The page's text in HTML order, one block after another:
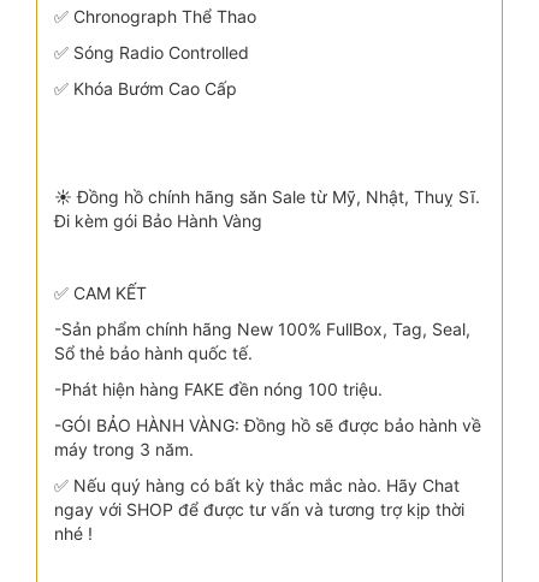
✅ Chronograph Thể Thao
✅ Sóng Radio Controlled
✅ Khóa Bướm Cao Cấp
☀️ Đồng hồ chính hãng săn Sale từ Mỹ, Nhật, Thuỵ Sĩ.
Đi kèm gói Bảo Hành Vàng
✅ CAM KẾT
-Sản phẩm chính hãng New 100% FullBox, Tag, Seal,
Sổ thẻ bảo hành quốc tế.
-Phát hiện hàng FAKE đền nóng 100 triệu.
-GÓI BẢO HÀNH VÀNG: Đồng hồ sẽ được bảo hành về
máy trong 3 năm.
✅ Nếu quý hàng có bất kỳ thắc mắc nào. Hãy Chat
ngay với SHOP để được tư vấn và tương trợ kịp thời
nhé !